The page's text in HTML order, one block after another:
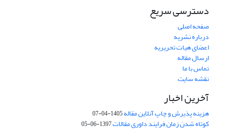
دسترسی سریع
صفحه اصلی
درباره نشریه
اعضای هیات تحریریه
ارسال مقاله
تماس با ما
نقشه سایت
آخرین اخبار
هزینه پذیرش و چاپ آنلاین مقاله1405-04-07
کوتاه شدن زمان فرایند داوری مقالات1397-06-05